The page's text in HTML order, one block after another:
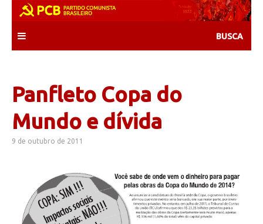
content
Panfleto Copa do
Mundo e dívida
9 de outubro de 2011